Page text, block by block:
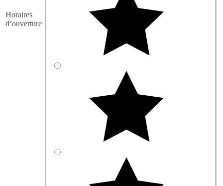
Horaires
d’ouverture